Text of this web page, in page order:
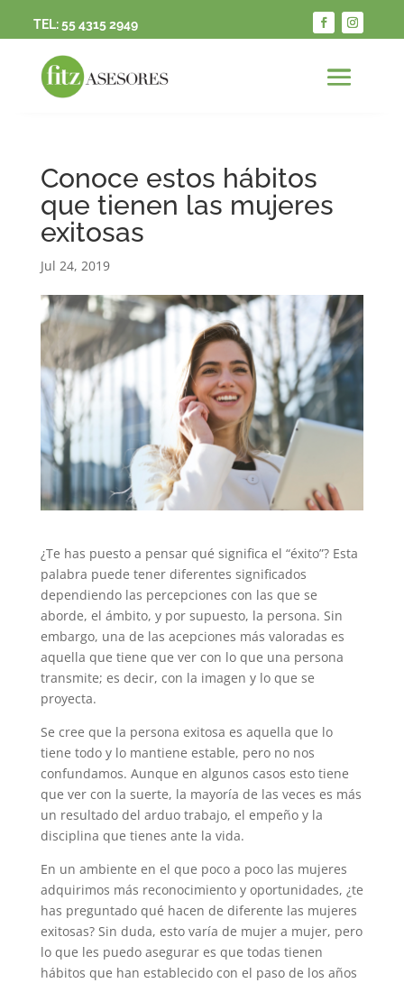
TEL:55 4315 2949
Conoce estos hábitos
que tienen las mujeres
exitosas
Jul 24, 2019
¿Te has puesto a pensar qué significa el “éxito”? Esta
palabra puede tener diferentes significados
dependiendo las percepciones con las que se
aborde, el ámbito, y por supuesto, la persona. Sin
embargo, una de las acepciones más valoradas es
aquella que tiene que ver con lo que una persona
transmite; es decir, con la imagen y lo que se
proyecta.
Se cree que la persona exitosa es aquella que lo
tiene todo y lo mantiene estable, pero no nos
confundamos. Aunque en algunos casos esto tiene
que ver con la suerte, la mayoría de las veces es más
un resultado del arduo trabajo, el empeño y la
disciplina que tienes ante la vida.
En un ambiente en el que poco a poco las mujeres
adquirimos más reconocimiento y oportunidades, ¿te
has preguntado qué hacen de diferente las mujeres
exitosas? Sin duda, esto varía de mujer a mujer, pero
lo que les puedo asegurar es que todas tienen
hábitos que han establecido con el paso de los años